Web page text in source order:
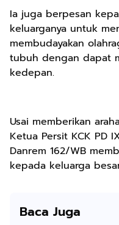
Ia juga berpesan
keluarganya untuk
membudayakan
tubuh dengan dapat
kedepan.
Usai memberikan
Ketua Persit KCK PD
Danrem 162/WB
kepada keluarga
Baca Juga